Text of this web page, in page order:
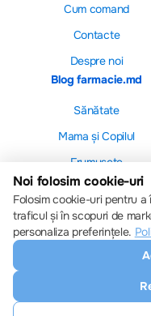
Cum comand
Contacte
Despre noi
Blog farmacie.md
Sănătate
Mama și Copilul
Frumusețe
Noi folosim cookie-uri
Folosim cookie-uri pentru
traficul și în scopuri de
personaliza preferințele.